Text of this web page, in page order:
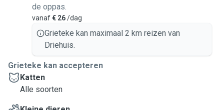
de oppas.
vanaf€ 26/dag
Grieteke kan maximaal 2 km reizen van
Driehuis.
Grieteke kan accepteren
Katten
Alle soorten